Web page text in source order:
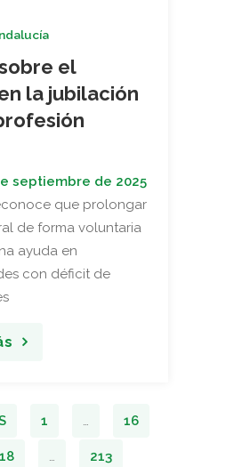
el
la jubilación
septiembre de 2025
que prolongar
de forma voluntaria
ayuda en
con déficit de
1 … 16
18 … 213